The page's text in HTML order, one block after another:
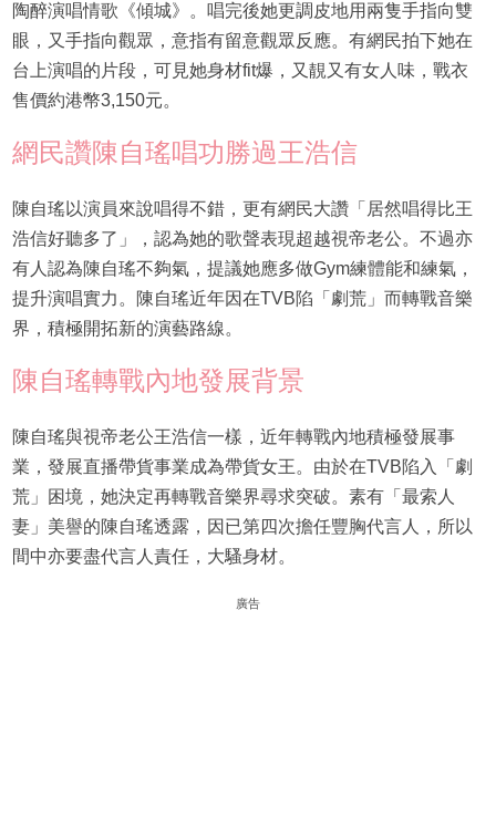
陶醉演唱情歌《傾城》。唱完後她更調皮地用兩隻手指向雙
眼，又手指向觀眾，意指有留意觀眾反應。有網民拍下她在
台上演唱的片段，可見她身材fit爆，又靚又有女人味，戰衣
售價約港幣3,150元。
網民讚陳自瑤唱功勝過王浩信
陳自瑤以演員來說唱得不錯，更有網民大讚「居然唱得比王
浩信好聽多了」，認為她的歌聲表現超越視帝老公。不過亦
有人認為陳自瑤不夠氣，提議她應多做Gym練體能和練氣，
提升演唱實力。陳自瑤近年因在TVB陷「劇荒」而轉戰音樂
界，積極開拓新的演藝路線。
陳自瑤轉戰內地發展背景
陳自瑤與視帝老公王浩信一樣，近年轉戰內地積極發展事
業，發展直播帶貨事業成為帶貨女王。由於在TVB陷入「劇
荒」困境，她決定再轉戰音樂界尋求突破。素有「最索人
妻」美譽的陳自瑤透露，因已第四次擔任豐胸代言人，所以
間中亦要盡代言人責任，大騷身材。
廣告